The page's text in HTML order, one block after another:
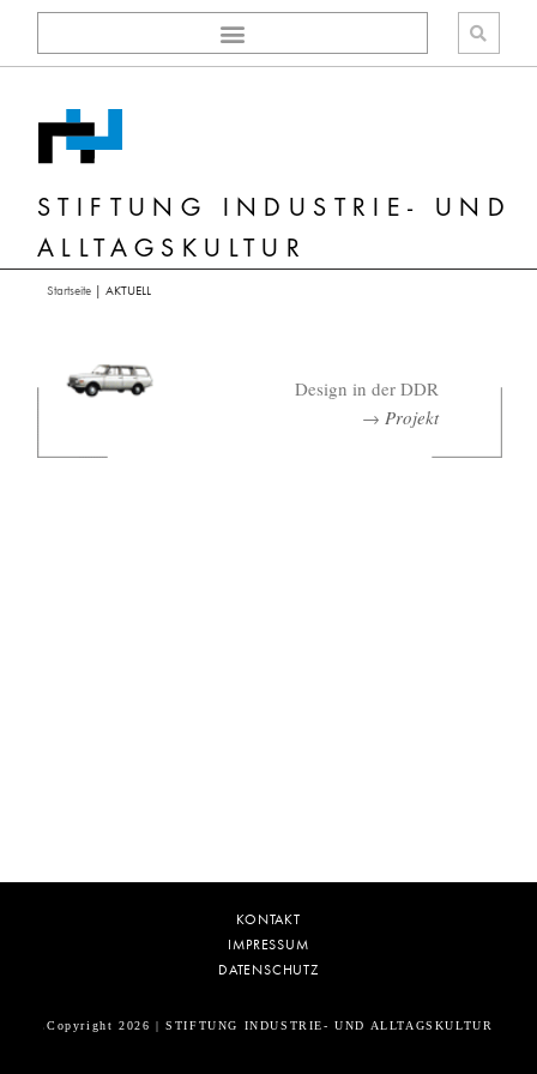
Zum
springen
STIFTUNG INDUSTRIE- UND
ALLTAGSKULTUR
Startseite| AKTUELL
Design in der DDR
→ Projekt
KONTAKT
IMPRESSUM
DATENSCHUTZ
Copyright 2026 | STIFTUNG INDUSTRIE- UND ALLTAGSKULTUR